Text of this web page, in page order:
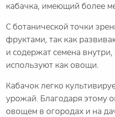
кабачка, имеющий более
С ботанической точки
фруктами, так как
и содержат семена
используют как овощи.
Кабачок легко
урожай. Благодаря этому
овощем в огородах и на